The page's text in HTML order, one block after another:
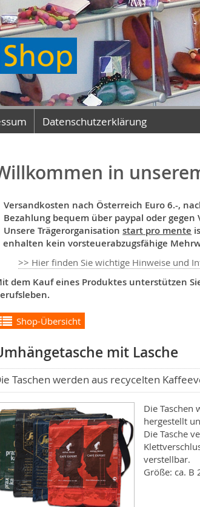
Datenschutzerklärung
in
Versandkosten nach Österreich Euro 6.-,
Bezahlung bequem über paypal oder gegen
Unsere Trägerorganisationstart pro mente
enhalten kein vorsteuerabzugsfähige
>> Hier finden Sie wichtige Hinweise und
dem Kauf eines Produktes unterstützen
Shop-Übersicht
mit Lasche
Taschen werden aus recycelten
Die Taschen
hergestellt
Die Tasche
verstellbar.
Größe: ca. B